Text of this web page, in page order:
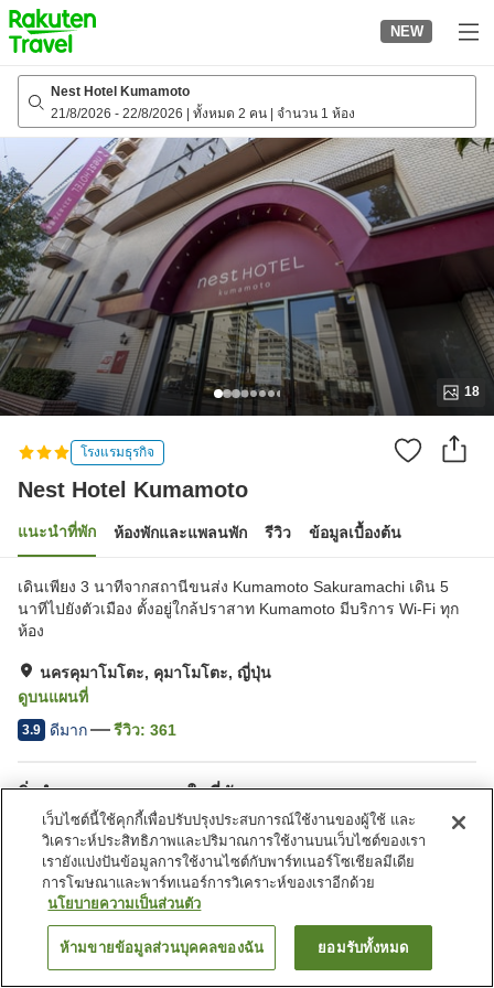
to
top
page
NEW
Nest Hotel Kumamoto
21/8/2026 - 22/8/2026 ทั้งหมด 2 คน จำนวน 1 ห้อง
18
โรงแรมธุรกิจ
Nest Hotel Kumamoto
แนะนำที่พัก ห้องพักและแพลนพัก รีวิว ข้อมูลเบื้องต้น
เดินเพียง 3 นาทีจากสถานีขนส่ง Kumamoto Sakuramachi เดิน 5
นาทีไปยังตัวเมือง ตั้งอยู่ใกล้ปราสาท Kumamoto มีบริการ Wi-Fi ทุก
ห้อง
นครคุมาโมโตะ, คุมาโมโตะ, ญี่ปุ่น
ดูบนแผนที่
3.9 ดีมาก รีวิว: 361
สิ่งอำนวยความสะดวกในที่พัก
ที่จอดรถ
สปา/บิวตี้ซาลอน
ร้านอาหาร
ตู้จำหน่ายอัตโนมัติ
หน้าแรก ญี่ปุ่น คุมาโมโตะ
Nest Hotel Kumamoto
ค้นหาห้องพัก
เว็บไซต์นี้ใช้คุกกี้เพื่อปรับปรุงประสบการณ์ใช้งานของผู้ใช้ และ
วิเคราะห์ประสิทธิภาพและปริมาณการใช้งานบนเว็บไซต์ของเรา
เรายังแบ่งปันข้อมูลการใช้งานไซต์กับพาร์ทเนอร์โซเชียลมีเดีย
การโฆษณาและพาร์ทเนอร์การวิเคราะห์ของเราอีกด้วย
นโยบายความเป็นส่วนตัว
ห้ามขายข้อมูลส่วนบุคคลของฉัน ยอมรับทั้งหมด